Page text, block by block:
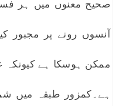
صحیح معنوں میں ہر
آنسوں رونے پر مجبور
ممکن ہوسکا ہے
ہے۔کمزور طبقہ میں